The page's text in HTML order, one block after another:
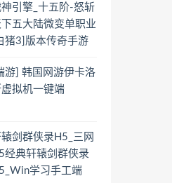
神引擎_十五阶-怒斩
下五大陆微变单职业
猪3]版本传奇手游
游] 韩国网游伊卡洛
拟机一键端
剑群侠录H5_三网
经典轩辕剑群侠录
学习手工端